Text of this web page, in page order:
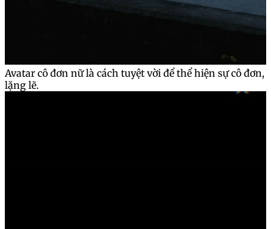
Avatar cô đơn nữ là cách tuyệt vời để thể hiện sự cô đơn,
lặng lẽ.